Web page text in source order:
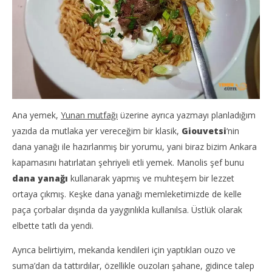
Ana yemek, Yunan mutfağı üzerine ayrıca yazmayı planladığım
yazıda da mutlaka yer vereceğim bir klasik, Giouvetsi‘nin
dana yanağı ile hazırlanmış bir yorumu, yani biraz bizim Ankara
kapamasını hatırlatan şehriyeli etli yemek. Manolis şef bunu
dana yanağı kullanarak yapmış ve muhteşem bir lezzet
ortaya çıkmış. Keşke dana yanağı memleketimizde de kelle
paça çorbalar dışında da yaygınlıkla kullanılsa. Üstlük olarak
elbette tatlı da yendi.
Ayrıca belirtiyim, mekanda kendileri için yaptıkları ouzo ve
suma’dan da tattırdılar, özellikle ouzoları şahane, gidince talep